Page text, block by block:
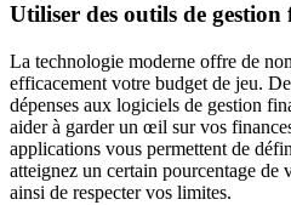
Utiliser des outils de gestion
La technologie moderne offre de
efficacement votre budget de jeu.
dépenses aux logiciels de gestion
aider à garder un œil sur vos
applications vous permettent de
atteignez un certain pourcentage de
ainsi de respecter vos limites.